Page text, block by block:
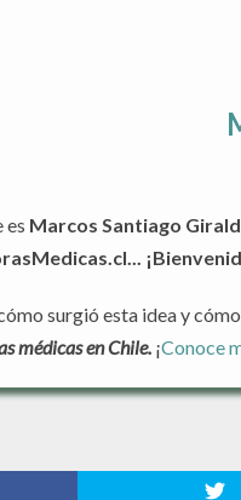
Marcos Santiago
surgió esta idea y
médicas en Chile. ¡Conoce